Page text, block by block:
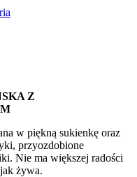
Z
w piękną sukienkę oraz
przyozdobione
Nie ma większej radości
żywa.